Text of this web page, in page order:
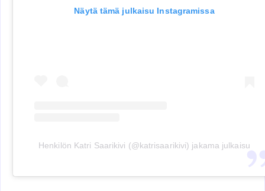
Näytä tämä julkaisu Instagramissa
Henkilön Katri Saarikivi (@katrisaarikivi) jakama julkaisu